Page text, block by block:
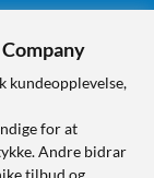
kundeopplevelse,
for at
Andre bidrar
tilbud og